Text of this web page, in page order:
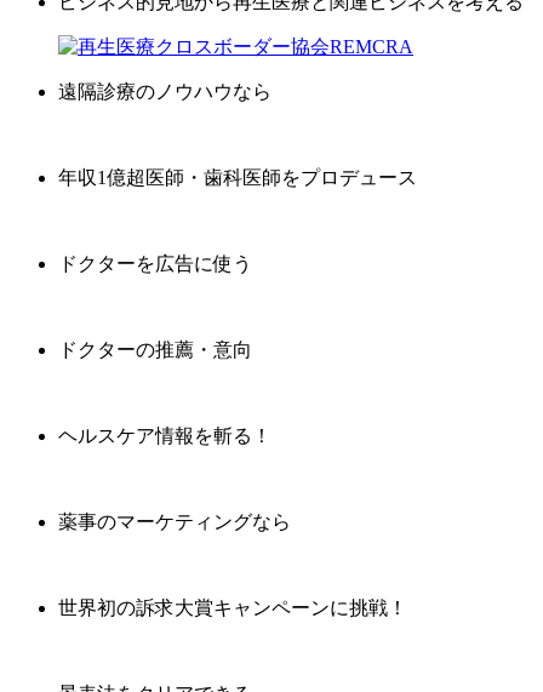
遠隔診療のノウハウなら
年収1億超医師・歯科医師をプロデュース
ドクターを広告に使う
ドクターの推薦・意向
ヘルスケア情報を斬る！
薬事のマーケティングなら
世界初の訴求大賞キャンペーンに挑戦！